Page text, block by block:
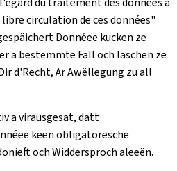
circulation de ces données"
Donnéeë kucken ze
a bestëmmte Fäll och läschen ze
d'Recht, Är Awëllegung zu all
a virausgesat, datt
keen obligatoresche
och Widdersproch aleeën.